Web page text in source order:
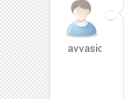
avvasiona0